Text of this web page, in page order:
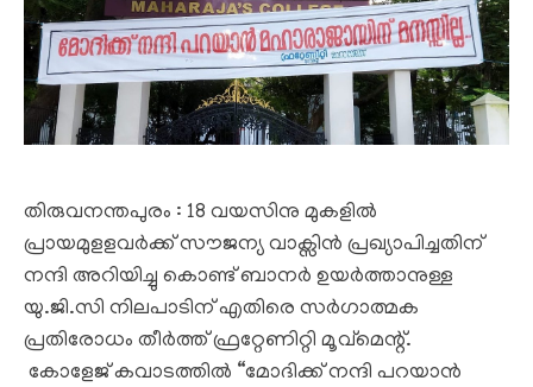
തിരുവനന്തപുരം : 18 വയസിനു മുകളിൽ
പ്രായമുളളവർക്ക് സൗജന്യ വാക്സിൻ പ്രഖ്യാപിച്ചതിന്
നന്ദി അറിയിച്ചു കൊണ്ട് ബാനർ ഉയർത്താനുള്ള
യു.ജി.സി നിലപാടിന് എതിരെ സർഗാത്മക
പ്രതിരോധം തീർത്ത് ഫ്രറ്റേണിറ്റി മൂവ്മെന്റ്.
കോളേജ് കവാടത്തിൽ “മോദിക്ക് നന്ദി പറയാൻ